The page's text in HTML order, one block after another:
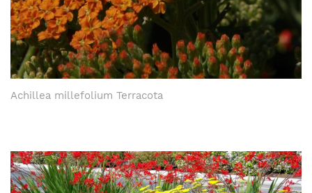
Achillea millefolium Terracota